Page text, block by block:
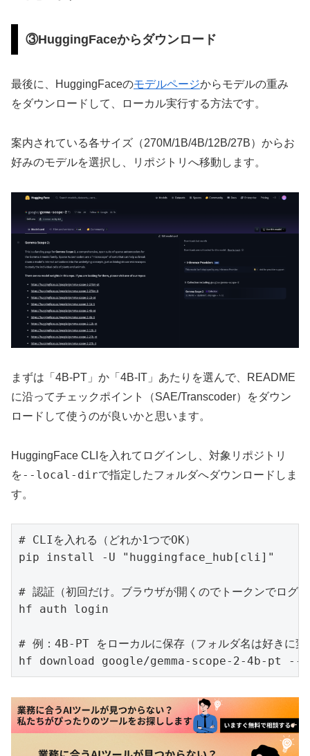
③HuggingFaceからダウンロード
最後に、HuggingFaceのモデルページからモデルの重み
をダウンロードして、ローカル実行する方法です。
案内されている各サイズ（270M/1B/4B/12B/27B）からお
好みのモデルを選択し、リポジトリへ移動します。
まずは「4B-PT」か「4B-IT」あたりを選んで、README
に沿ってチェックポイント（SAE/Transcoder）をダウン
ロードして使うのが良いかと思います。
HuggingFace CLIを入れてログインし、対象リポジトリ
を--local-dirで指定したフォルダへダウンロードしま
す。
# CLIを入れる（どれか1つでOK）
pip install -U "huggingface_hub[cli]"
# 認証（初回だけ。ブラウザが開くのでトークンでログ
hf auth login
# 例：4B-PT をローカルに保存（フォルダ名は好きに変
hf download google/gemma-scope-2-4b-pt